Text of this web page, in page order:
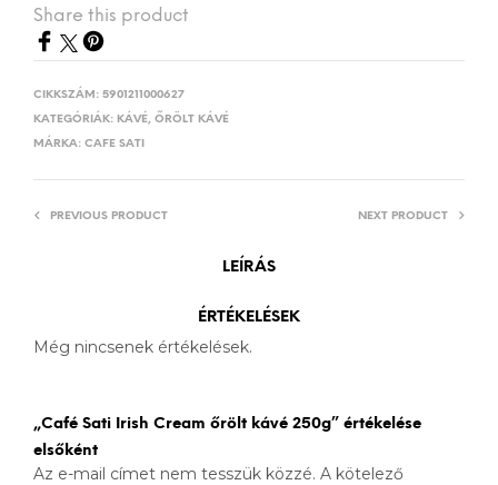
Share this product
CIKKSZÁM: 5901211000627
KATEGÓRIÁK: KÁVÉ, ŐRÖLT KÁVÉ
MÁRKA: CAFE SATI
PREVIOUS PRODUCT NEXT PRODUCT
LEÍRÁS
ÉRTÉKELÉSEK
Még nincsenek értékelések.
„Café Sati Irish Cream őrölt kávé 250g” értékelése
elsőként
Az e-mail címet nem tesszük közzé. A kötelező